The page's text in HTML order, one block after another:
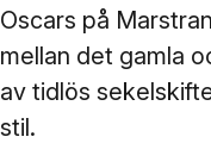
Oscars på
mellan det gamla
av tidlös
stil.